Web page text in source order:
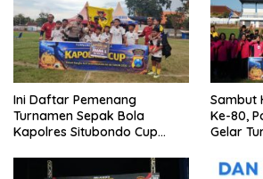
Ini Daftar Pemenang
Turnamen Sepak Bola
Kapolres Situbondo Cup
10 Tahun
Sambut
Ke-80,
Gelar